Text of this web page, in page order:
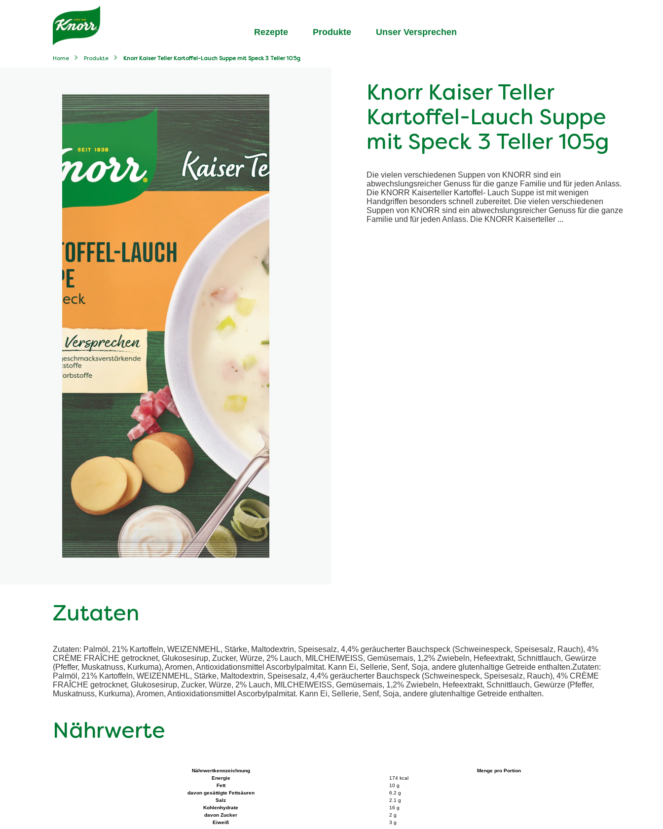
Rezepte Produkte Unser Versprechen
Home Produkte Knorr Kaiser Teller Kartoffel-Lauch Suppe mit Speck 3 Teller 105g
Knorr Kaiser Teller
Kartoffel-Lauch Suppe
mit Speck 3 Teller 105g
Die vielen verschiedenen Suppen von KNORR sind ein
abwechslungsreicher Genuss für die ganze Familie und für jeden Anlass.
Die KNORR Kaiserteller Kartoffel- Lauch Suppe ist mit wenigen
Handgriffen besonders schnell zubereitet. Die vielen verschiedenen
Suppen von KNORR sind ein abwechslungsreicher Genuss für die ganze
Familie und für jeden Anlass. Die KNORR Kaiserteller ...
Zutaten
Zutaten: Palmöl, 21% Kartoffeln, WEIZENMEHL, Stärke, Maltodextrin, Speisesalz, 4,4% geräucherter Bauchspeck (Schweinespeck, Speisesalz, Rauch), 4%
CRÈME FRAÎCHE getrocknet, Glukosesirup, Zucker, Würze, 2% Lauch, MILCHEIWEISS, Gemüsemais, 1,2% Zwiebeln, Hefeextrakt, Schnittlauch, Gewürze
(Pfeffer, Muskatnuss, Kurkuma), Aromen, Antioxidationsmittel Ascorbylpalmitat. Kann Ei, Sellerie, Senf, Soja, andere glutenhaltige Getreide enthalten.Zutaten:
Palmöl, 21% Kartoffeln, WEIZENMEHL, Stärke, Maltodextrin, Speisesalz, 4,4% geräucherter Bauchspeck (Schweinespeck, Speisesalz, Rauch), 4% CRÈME
FRAÎCHE getrocknet, Glukosesirup, Zucker, Würze, 2% Lauch, MILCHEIWEISS, Gemüsemais, 1,2% Zwiebeln, Hefeextrakt, Schnittlauch, Gewürze (Pfeffer,
Muskatnuss, Kurkuma), Aromen, Antioxidationsmittel Ascorbylpalmitat. Kann Ei, Sellerie, Senf, Soja, andere glutenhaltige Getreide enthalten.
Nährwerte
Nährwertkennzeichnung
Menge pro Portion
Energie
174 kcal
Fett
10 g
davon gesättigte Fettsäuren
6.2 g
Salz
2.1 g
Kohlenhydrate
16 g
davon Zucker
2 g
Eiweiß
3 g